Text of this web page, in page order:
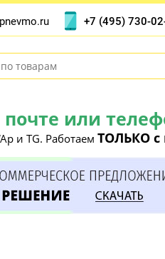
или
и TG. Работаем ТОЛЬКО
+7 (495) 730-